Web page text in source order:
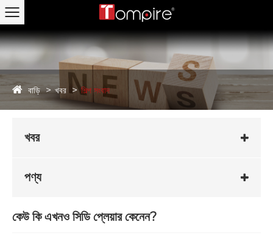
বাড়ি খবর শিল্প সংবাদ
খবর
পণ্য
কেউ কি এখনও সিডি প্লেয়ার কেনেন?